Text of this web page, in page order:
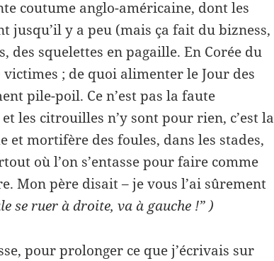
coutume anglo-américaine, dont les
jusqu’il y a peu (mais ça fait du bizness,
des squelettes en pagaille. En Corée du
; de quoi alimenter le Jour des
pile-poil. Ce n’est pas la faute
les citrouilles n’y sont pour rien, c’est la
et mortifère des foules, dans les stades,
où l’on s’entasse pour faire comme
Mon père disait – je vous l’ai sûrement
se ruer à droite, va à gauche !” )
pour prolonger ce que j’écrivais sur